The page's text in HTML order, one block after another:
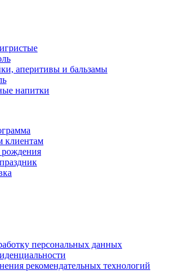
аперитивы и бальзамы
напитки
клиентам
рождения
персональных данных
рекомендательных технологий